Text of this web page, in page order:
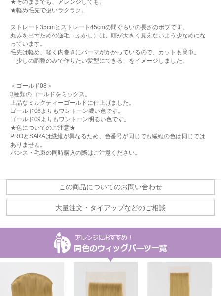
★そのままでも、アレンジしても。
★軽め毛先で扱いラクラク。
ストレート35cmとストレート45cmの間ぐらいの長さのボブです。
丸みを出すための逆毛（ふかし）は、頭が大きく見えないよう少なめにな
っています。
毛先は軽め、軽く内巻きにパーマがかかっているので、カットも簡単。
「少しの調整のみで作りたい髪型にできる」をイメージしました。
＜ゴールド08＞
3種類のゴールドをミックス。
上品なミルクティーゴールドに仕上げました。
ゴールド06よりもワントーン濃い色です。
ゴールド09よりもワントーン明るい色です。
★色についてのご注意★
PROとSARAは繊維が異なるため、色番号が同じでも繊維の色は同じでは
ありません。
バンス・毛束の同時購入の際はご注意ください。
この商品についてのお問い合わせ
大量注文・タイアップなどのご相談